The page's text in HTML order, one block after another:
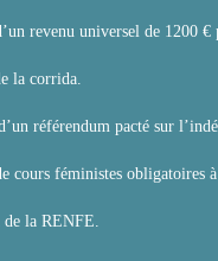
revenu universel de 1200 €
la corrida.
référendum pacté sur
cours féministes obligatoires à
la RENFE.